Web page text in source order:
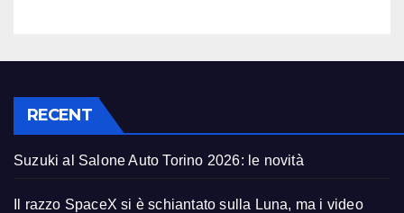
RECENT
Suzuki al Salone Auto Torino 2026: le novità
Il razzo SpaceX si è schiantato sulla Luna, ma i video